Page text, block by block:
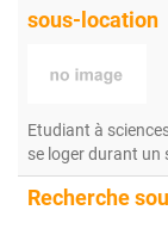
sous-location
Etudiant à
se loger durant un
Recherche